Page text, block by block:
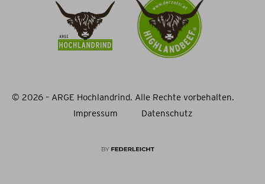
© 2026 – ARGE Hochlandrind. Alle Rechte vorbehalten.
Impressum
Datenschutz